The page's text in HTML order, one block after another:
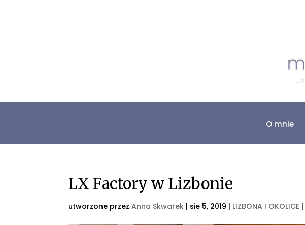
O mnie
LX Factory w Lizbonie
utworzone przezAnna Skwarek | sie 5, 2019 | LIZBONA I OKOLICE |